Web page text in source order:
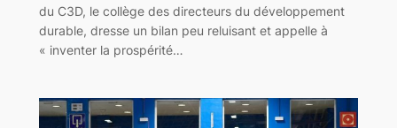
du C3D, le collège des directeurs du développement
durable, dresse un bilan peu reluisant et appelle à
« inventer la prospérité…